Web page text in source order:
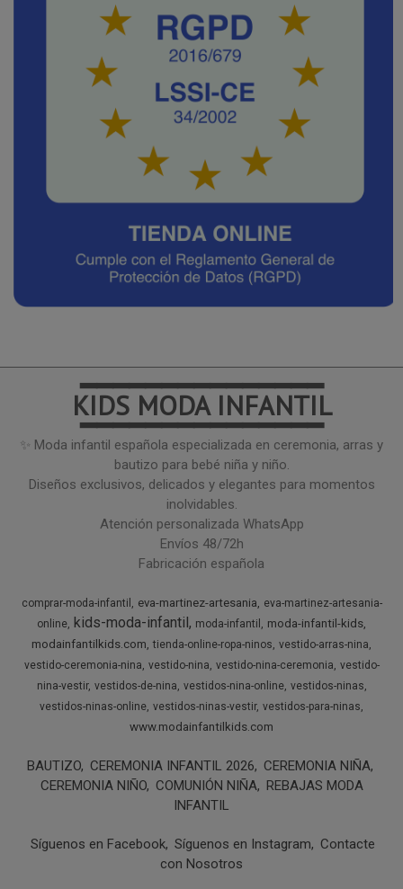
━━━━━━━━━━━━━━━
KIDS MODA INFANTIL
━━━━━━━━━━━━━━━
✨ Moda infantil española especializada en ceremonia, arras y
bautizo para bebé niña y niño.
Diseños exclusivos, delicados y elegantes para momentos
inolvidables.
Atención personalizada WhatsApp
Envíos 48/72h
Fabricación española
comprar-moda-infantil eva-martinez-artesania
eva-martinez-artesania-
online kids-moda-infantil moda-infantil
moda-infantil-kids
modainfantilkids.com tienda-online-ropa-ninos vestido-arras-nina
vestido-ceremonia-nina vestido-nina vestido-nina-ceremonia vestido-
nina-vestir vestidos-de-nina vestidos-nina-online vestidos-ninas
vestidos-ninas-online vestidos-ninas-vestir vestidos-para-ninas
www.modainfantilkids.com
BAUTIZO CEREMONIA INFANTIL 2026
CEREMONIA NIÑA
CEREMONIA NIÑO COMUNIÓN NIÑA REBAJAS MODA
INFANTIL
Síguenos en Facebook Síguenos en Instagram
Contacte
con Nosotros